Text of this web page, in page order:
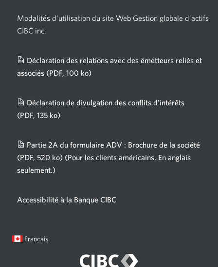
Modalités d'utilisation du site Web Gestion globale d’actifs
CIBC inc.
Déclaration des relations avec des émetteurs reliés et
associés (PDF, 100 ko)
fenêtre
Déclaration de divulgation des conflits d'intérêts
(PDF, 135 ko)
fenêtre
s'affichera.
Partie 2A du formulaire ADV : Brochure de la société
(PDF, 520 ko) (Pour les clients américains. En anglais
seulement.)
fenêtre
Accessibilité à la Banque CIBC
Langue
Français